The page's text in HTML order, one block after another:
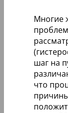
Многие
шаг на
что